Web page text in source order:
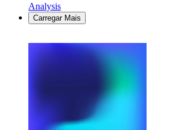
Analysis
Carregar Mais